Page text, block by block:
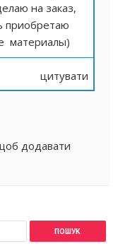
на заказ,
приобретаю
материалы)
цитувати
додавати